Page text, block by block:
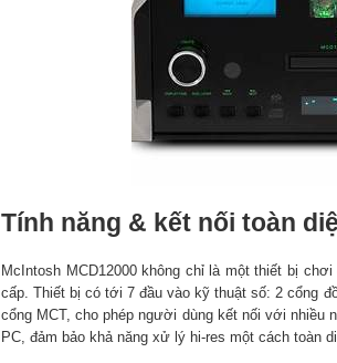
Tính năng & kết nối toàn
McIntosh MCD12000 không chỉ là một thiết bị
cấp. Thiết bị có tới 7 đầu vào kỹ thuật số: 2 cổng
cổng MCT, cho phép người dùng kết nối với nhiều
PC, đảm bảo khả năng xử lý hi-res một cách toàn